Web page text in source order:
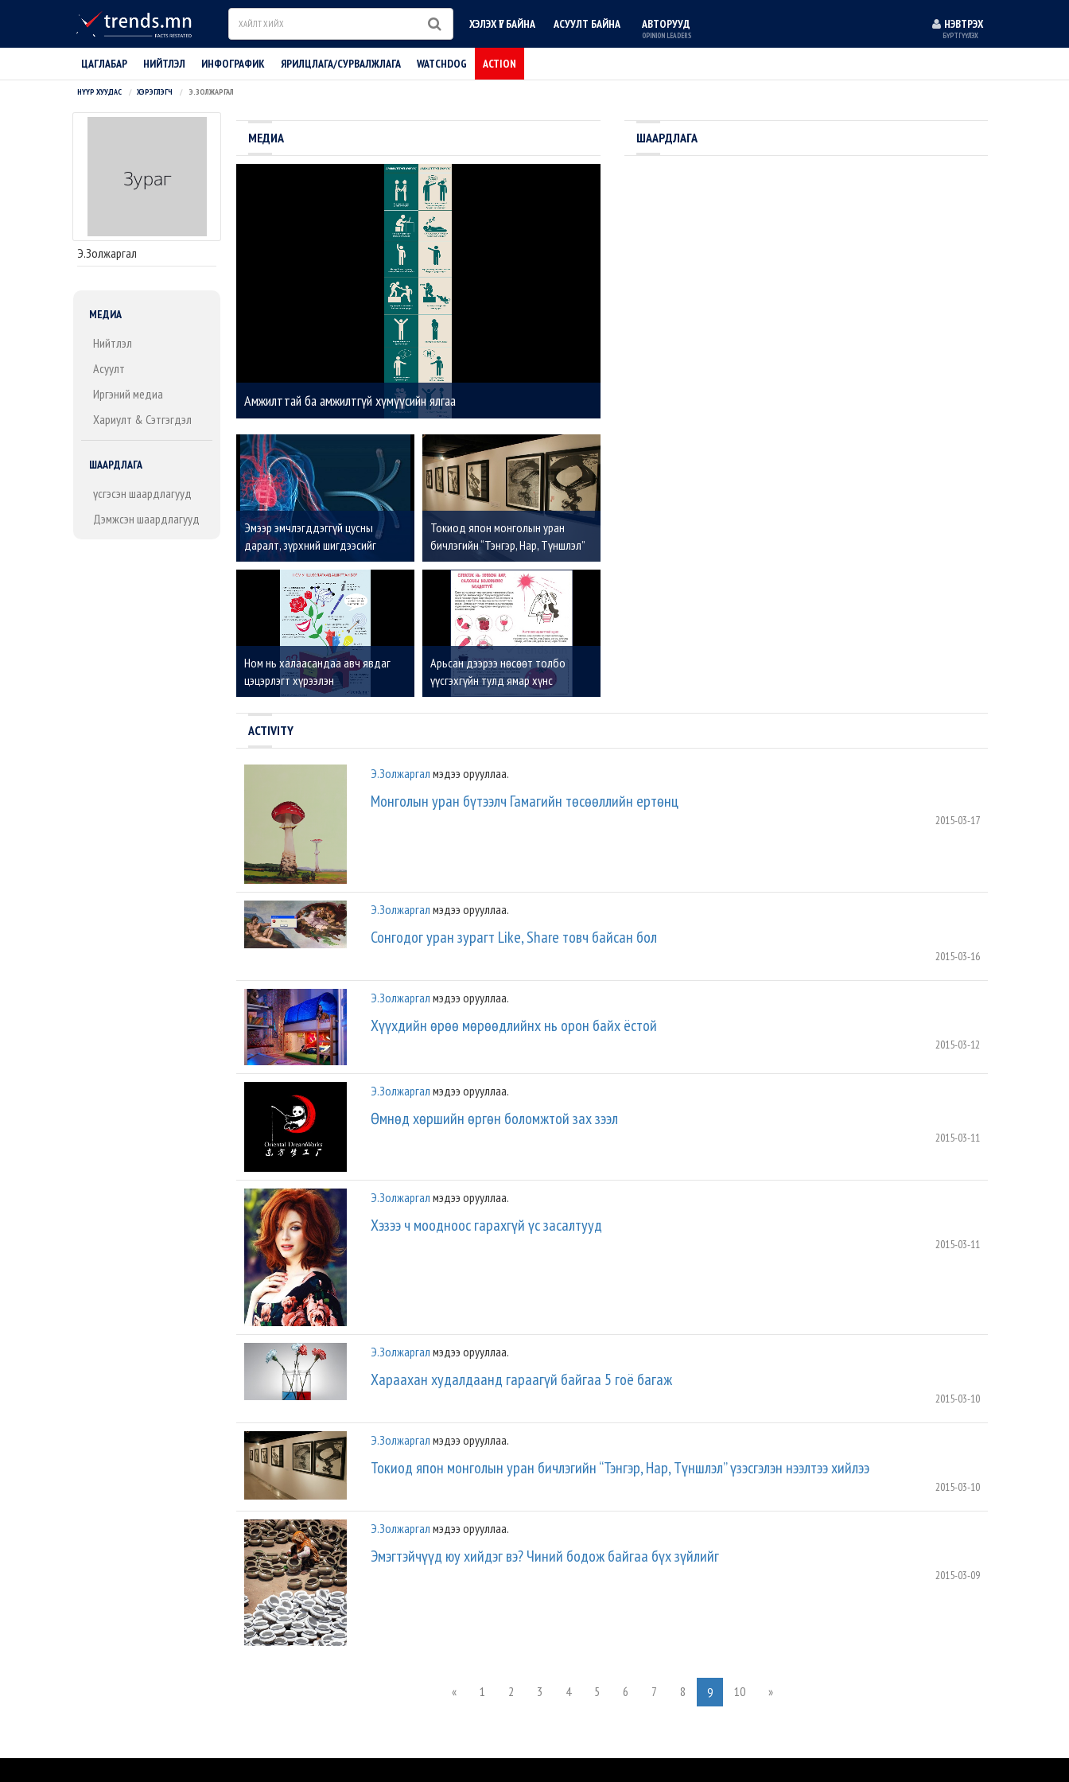
Search ХЭЛЭХ ҮГ БАЙНА АСУУЛТ БАЙНА АВТОРУУД
OPINION LEADERS
НЭВТРЭХ
БҮРТГҮҮЛЭХ
ЦАГЛАБАР НИЙТЛЭЛ ИНФОГРАФИК ЯРИЛЦЛАГА/СУРВАЛЖЛАГА WATCHDOG ACTION
НҮҮР ХУУДАС ХЭРЭГЛЭГЧ Э.ЗОЛЖАРГАЛ
Э.Золжаргал
МЕДИА
Нийтлэл
Асуулт
Иргэний медиа
Хариулт & Сэтгэгдэл
ШААРДЛАГА
Үүсгэсэн шаардлагууд
Дэмжсэн шаардлагууд
МЕДИА
Амжилттай ба амжилтгүй хүмүүсийн ялгаа
Эмээр эмчлэгддэггүй цусны
даралт, зүрхний шигдээсийг
эмчлэх “Renal Denervation” засал
Токиод япон монголын уран
бичлэгийн “Тэнгэр, Нар, Түншлэл”
үзэсгэлэн нээлтээ хийлээ
Ном нь халаасандаа авч явдаг
цэцэрлэгт хүрээлэн
Арьсан дээрээ нөсөөт толбо
үүсгэхгүйн тулд ямар хүнс
хэрэглэвэл тустай вэ?
ШААРДЛАГА
ACTIVITY
Э.Золжаргал мэдээ орууллаа.
Монголын уран бүтээлч Гамагийн төсөөллийн ертөнц
2015-03-17
Э.Золжаргал мэдээ орууллаа.
Сонгодог уран зурагт Like, Share товч байсан бол
2015-03-16
Э.Золжаргал мэдээ орууллаа.
Хүүхдийн өрөө мөрөөдлийнх нь орон байх ёстой
2015-03-12
Э.Золжаргал мэдээ орууллаа.
Өмнөд хөршийн өргөн боломжтой зах зээл
2015-03-11
Э.Золжаргал мэдээ орууллаа.
Хэзээ ч моодноос гарахгүй үс засалтууд
2015-03-11
Э.Золжаргал мэдээ орууллаа.
Хараахан худалдаанд гараагүй байгаа 5 гоё багаж
2015-03-10
Э.Золжаргал мэдээ орууллаа.
Токиод япон монголын уран бичлэгийн “Тэнгэр, Нар, Түншлэл” үзэсгэлэн нээлтээ хийлээ
2015-03-10
Э.Золжаргал мэдээ орууллаа.
Эмэгтэйчүүд юу хийдэг вэ? Чиний бодож байгаа бүх зүйлийг
2015-03-09
« 1 2 3 4 5 6 7 8 9 10 »